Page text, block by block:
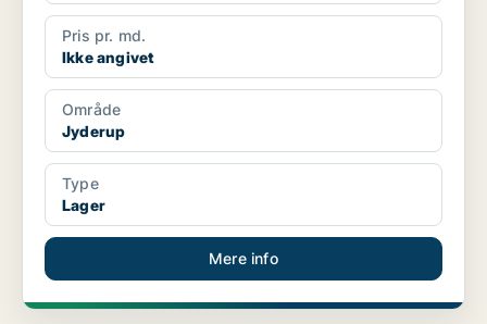
Pris pr. md.
Ikke angivet
Område
Jyderup
Type
Lager
Mere info